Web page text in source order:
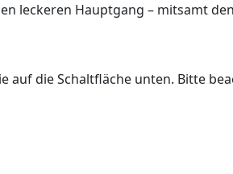
leckeren Hauptgang – mitsamt
die Schaltfläche unten. Bitte